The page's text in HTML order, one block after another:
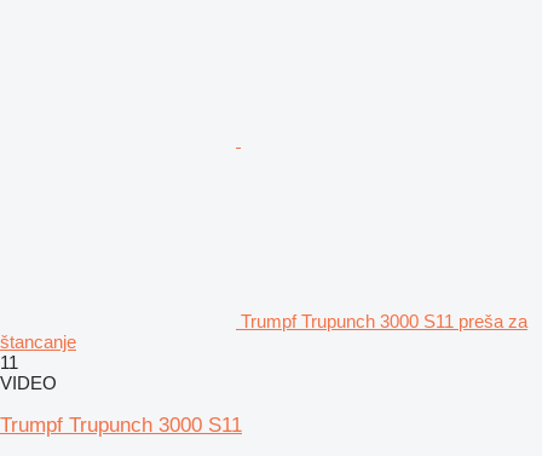
Trumpf Trupunch 3000 S11 preša za
štancanje
11
VIDEO
Trumpf Trupunch 3000 S11